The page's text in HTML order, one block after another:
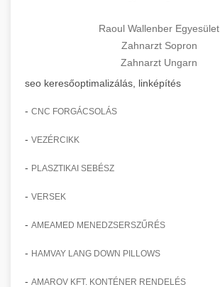
Raoul Wallenber Egyesület
Zahnarzt Sopron
Zahnarzt Ungarn
seo keresőoptimalizálás, linképítés
- CNC FORGÁCSOLÁS
- VEZÉRCIKK
- PLASZTIKAI SEBÉSZ
- VERSEK
- AMEAMED MENEDZSERSZŰRÉS
- HAMVAY LANG DOWN PILLOWS
- AMAROV KFT. KONTÉNER RENDELÉS